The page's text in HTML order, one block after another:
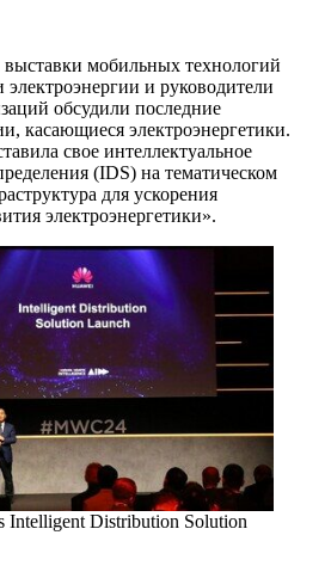
мобильных технологий
и руководители
обсудили последние
касающиеся электроэнергетики.
свое интеллектуальное
(IDS) на тематическом
для ускорения
электроэнергетики».
Intelligent Distribution Solution